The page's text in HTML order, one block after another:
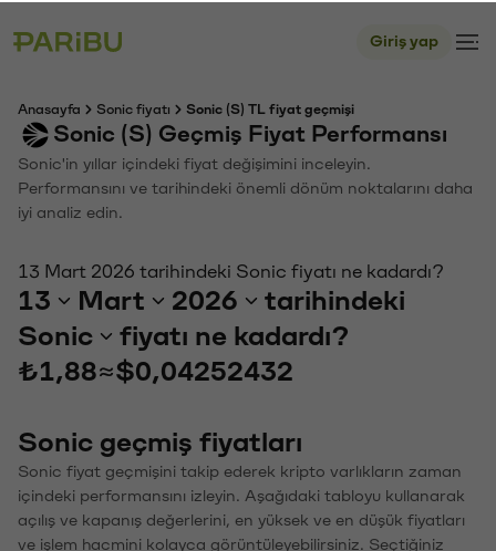
Giriş yap
Anasayfa Sonic fiyatı Sonic (S) TL fiyat geçmişi
Sonic (S) Geçmiş Fiyat Performansı
Sonic'in yıllar içindeki fiyat değişimini inceleyin.
Performansını ve tarihindeki önemli dönüm noktalarını daha
iyi analiz edin.
13 Mart 2026 tarihindeki Sonic fiyatı ne kadardı?
13 Mart 2026
tarihindeki
Sonic
fiyatı ne kadardı?
₺1,88≈$0,04252432
Sonic geçmiş fiyatları
Sonic fiyat geçmişini takip ederek kripto varlıkların zaman
içindeki performansını izleyin. Aşağıdaki tabloyu kullanarak
açılış ve kapanış değerlerini, en yüksek ve en düşük fiyatları
ve işlem hacmini kolayca görüntüleyebilirsiniz. Seçtiğiniz